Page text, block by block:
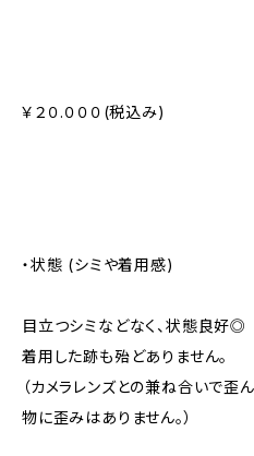
￥２０.０００(税込み)
・状態 (シミや着用感)
目立つシミなどなく、状態良好◎
着用した跡も殆どありません。
（カメラレンズとの兼ね合いで歪
物に歪みはありません。）